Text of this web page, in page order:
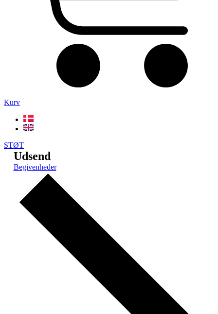
Kurv
STØT
Udsend
Begivenheder